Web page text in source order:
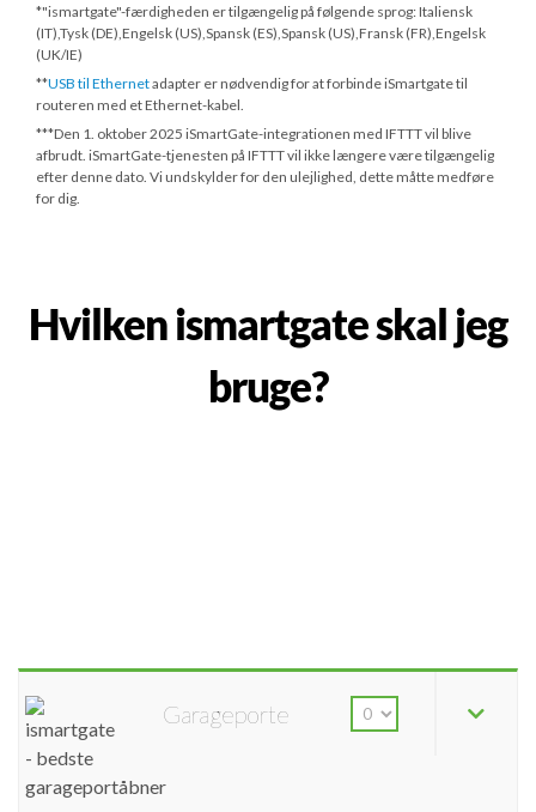
*"ismartgate"-færdigheden er tilgængelig på følgende sprog: Italiensk
(IT),Tysk (DE),Engelsk (US),Spansk (ES),Spansk (US),Fransk (FR),Engelsk
(UK/IE)
**USB til Ethernetadapter er nødvendig for at forbinde iSmartgate til
routeren med et Ethernet-kabel.
***Den 1. oktober 2025 iSmartGate-integrationen med IFTTT vil blive
afbrudt. iSmartGate-tjenesten på IFTTT vil ikke længere være tilgængelig
efter denne dato. Vi undskylder for den ulejlighed, dette måtte medføre
for dig.
Hvilken ismartgate skal jeg
bruge?
Garageporte